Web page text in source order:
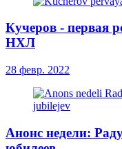
Кучеров - первая
НХЛ
28 февр. 2022
Анонс недели: